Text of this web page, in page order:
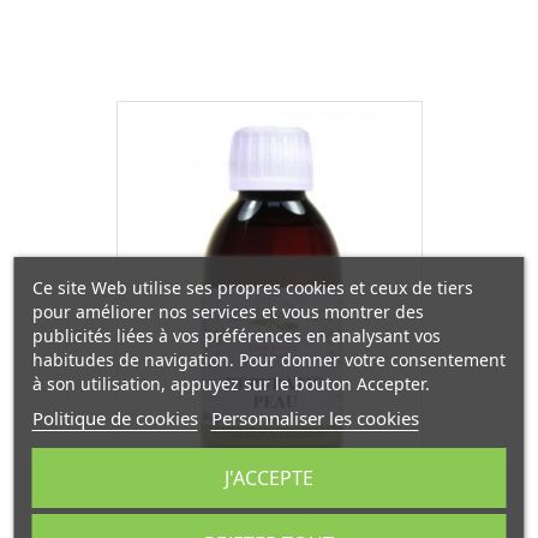
Ce site Web utilise ses propres cookies et ceux de tiers
pour améliorer nos services et vous montrer des
publicités liées à vos préférences en analysant vos
habitudes de navigation. Pour donner votre consentement
à son utilisation, appuyez sur le bouton Accepter.
Politique de cookies Personnaliser les cookies
J'ACCEPTE